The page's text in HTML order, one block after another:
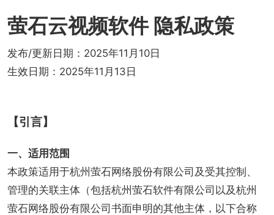
萤石云视频软件 隐私政策
发布/更新日期：2025年11月10日
生效日期：2025年11月13日
【引言】
一、适用范围
本政策适用于杭州萤石网络股份有限公司及受其控制、
管理的关联主体（包括杭州萤石软件有限公司以及杭州
萤石网络股份有限公司书面申明的其他主体，以下合称